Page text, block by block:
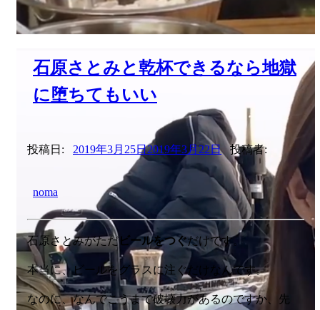
石原さとみと乾杯できるなら地獄
に堕ちてもいい
投稿日: 2019年3月25日2019年3月22日 投稿者:
noma
石原さとみがただビールをつぐだけです。
本当に、ビールをグラスに注ぐだけなんです。
なのに、なんでこうまで破壊力があるのですか、先